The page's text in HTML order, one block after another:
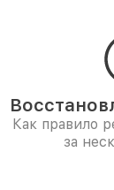
Как правило
за